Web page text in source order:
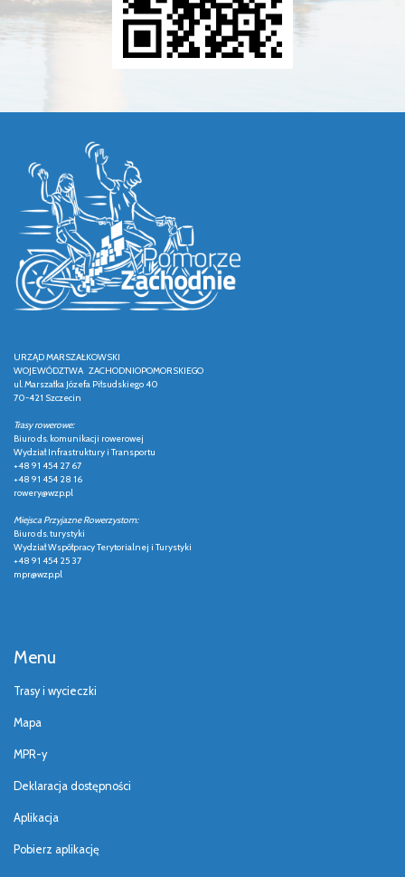
URZĄD MARSZAŁKOWSKI
WOJEWÓDZTWA ZACHODNIOPOMORSKIEGO
ul. Marszałka Józefa Piłsudskiego 40
70-421 Szczecin
Trasy rowerowe:
Biuro ds. komunikacji rowerowej
Wydział Infrastruktury i Transportu
+48 91 454 27 67
+48 91 454 28 16
rowery@wzp.pl
Miejsca Przyjazne Rowerzystom:
Biuro ds. turystyki
Wydział Współpracy Terytorialnej i Turystyki
+48 91 454 25 37
mpr@wzp.pl
Menu
Trasy i wycieczki
Mapa
MPR-y
Deklaracja dostępności
Aplikacja
Pobierz aplikację